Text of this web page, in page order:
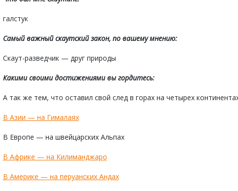
галстук
Самый важный скаутский закон, по вашему мнению:
Скаут-разведчик — друг природы
Какими своими достижениями вы гордитесь:
А так же тем, что оставил свой след в горах на четырех
В Азии — на Гималаях
В Европе — на швейцарских Альпах
В Африке — на Килиманджаро
В Америке — на перуанских Андах